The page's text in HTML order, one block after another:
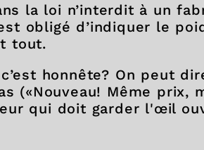
la loi n’interdit à un
obligé d’indiquer le
tout.
honnête? On peut
(«Nouveau! Même prix,
qui doit garder l'œil